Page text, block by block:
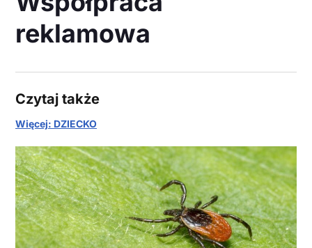
reklamowa
Czytaj także
Więcej: DZIECKO